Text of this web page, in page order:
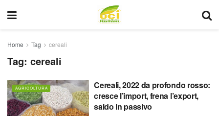
Home Tag cereali
Tag: cereali
AGRICOLTURA
Cereali, 2022 da profondo rosso:
cresce l’import, frena l’export,
saldo in passivo